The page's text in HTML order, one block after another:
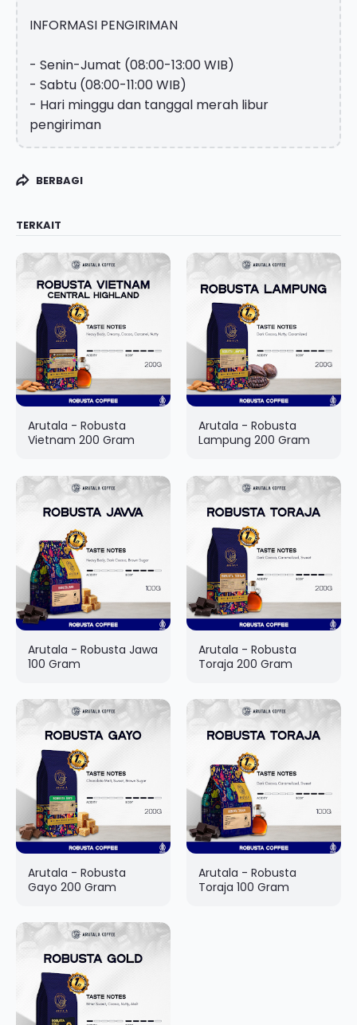
INFORMASI PENGIRIMAN
- Senin-Jumat (08:00-13:00 WIB)
- Sabtu (08:00-11:00 WIB)
- Hari minggu dan tanggal merah libur
pengiriman
BERBAGI
TERKAIT
Arutala - Robusta
Vietnam 200 Gram
Arutala - Robusta
Lampung 200 Gram
Arutala - Robusta Jawa
100 Gram
Arutala - Robusta
Toraja 200 Gram
Arutala - Robusta
Gayo 200 Gram
Arutala - Robusta
Toraja 100 Gram
Tiktok